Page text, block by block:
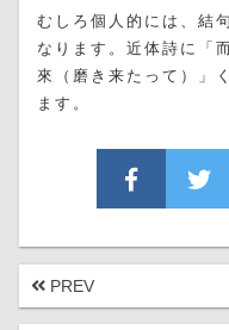
むしろ個人的には、結
なります。近体詩に「
來（磨き来たって）」
ます。
PREV